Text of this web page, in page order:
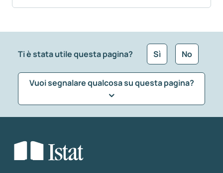
Ti è stata utile questa pagina? Sì No
Vuoi segnalare qualcosa su questa pagina?
Seleziona la tipologia della segnalazione